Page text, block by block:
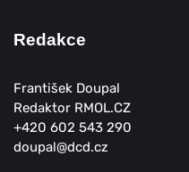
Redakce
František Doupal
Redaktor RMOL.CZ
+420 602 543 290
doupal@dcd.cz